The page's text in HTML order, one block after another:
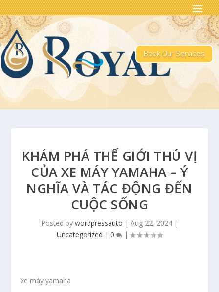
Book Our Services
KHÁM PHÁ THẾ GIỚI THÚ VỊ
CỦA XE MÁY YAMAHA – Ý
NGHĨA VÀ TÁC ĐỘNG ĐẾN
CUỘC SỐNG
Posted by wordpressauto | Aug 22, 2024 |
Uncategorized | 0 |
xe máy yamaha